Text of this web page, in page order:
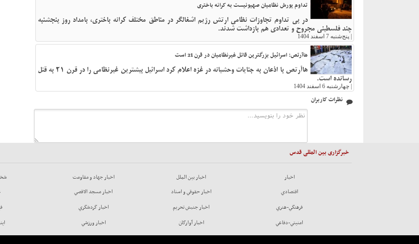
تداوم یورش نظامیان صهیونیست به کرانه باختری
در پی تداوم تجاوزات نظامی ارتش رژیم اشغالگر در مناطق مختلف کرانه باختری، بامداد روز پنجشنبه
چند فلسطینی مجروح و تعدادی هم بازداشت شدند.
|پنج‌شنبه 7 اسفند 1404
هاآرتص: اسرائیل بزرگترین قاتل غیرنظامیان در قرن 21 است
هاآرتص با اذعان به جنایات وحشیانه در غزه اعلام کرد اسرائیل بیشترین غیرنظامی را در قرن 21 به قتل
رسانده است.
|چهارشنبه 6 اسفند 1404
نظرات کاربران
خبرگزاری بین المللی قدس
اخبار
اقتصادي
فرهنگي-هنري
امنيتي-دفاعي
اخبار بين الملل
اخبار حقوقي و اسناد
اخبار جنبش تحريم
اخبار آوارگان
اخبار جهاد و مقاومت
اخبار مسجد الاقصي
اخبار گردشگري
اخبار ورزشي